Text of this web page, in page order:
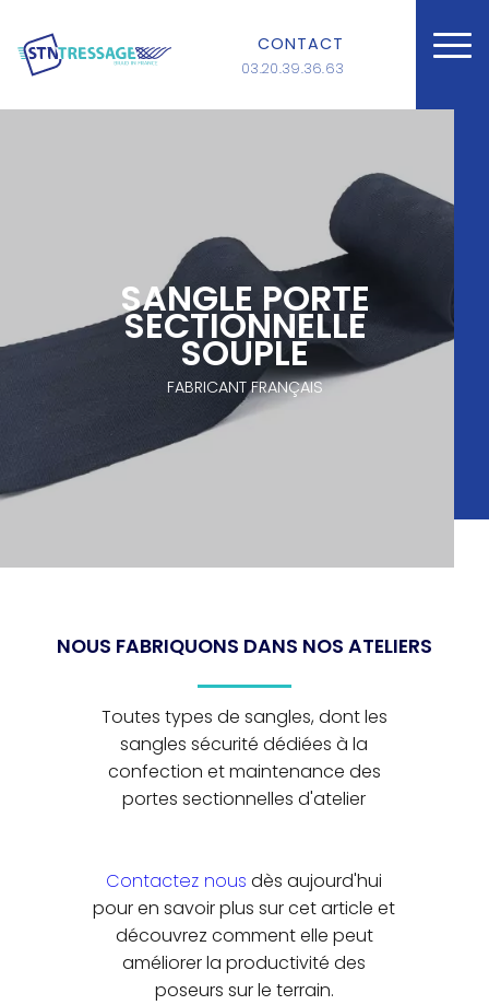
CONTACT
03.20.39.36.63
SANGLE PORTE
SECTIONNELLE
SOUPLE
FABRICANT FRANÇAIS
NOUS FABRIQUONS DANS NOS ATELIERS
Toutes types de sangles, dont les
sangles sécurité dédiées à la
confection et maintenance des
portes sectionnelles d'atelier
Contactez nous dès aujourd'hui
pour en savoir plus sur cet article et
découvrez comment elle peut
améliorer la productivité des
poseurs sur le terrain.